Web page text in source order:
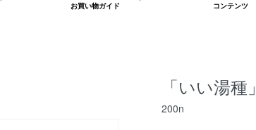
お買い物ガイド コンテンツ
「いい湯種」
200n